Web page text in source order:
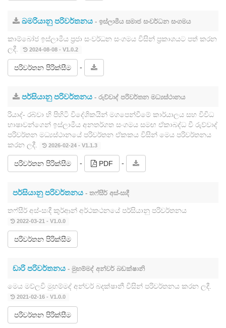
ඛමරියානු පරිවර්තනය - ඉස්ලාමීය සමාජ සංවර්ධන සංගමය
කාම්බෝජ ඉස්ලාමීය ප්‍රජා සංවර්ධන සංගමය විසින් ප්‍රකාශයට පත් කරන
ලදී.
2024-08-08 - V1.0.2
පරිවර්තන පිරික්සීම -
පර්සියානු පරිවර්තනය - රුව්වාද් පරිවර්තන මධ්‍යස්ථානය
රියාද්- රබ්වා හි පිහිටි විදේශිකයින් මගපෙන්වීමේ කාර්යාලය සහ විවිධ
භාෂාවන්ගෙන් ඉස්ලාමීය අනතර්ගත සංගමය සමඟ ඒකාබද්ධ වී රුව්වාද්
පරිවර්තන මධ්‍යස්ථානයේ පරිවර්තන ඒකකය විසින් මෙය පරිවර්තනය
කරන ලදී.
2026-02-24 - V1.1.3
පරිවර්තන පිරික්සීම - PDF -
පර්සියානු පරිවර්තනය - තෆ්සීර් අස්-සඃදී
තෆ්සීර් අස්-සඃදී කුර්ආන් අර්ථකථනයේ පර්සියානු පරිවර්තනය
2022-03-21 - V1.0.0
පරිවර්තන පිරික්සීම
ඩාරි පරිවර්තනය - මුහම්මද් අන්වර් බඩක්ෂානි
මෙය මව්ලවි මුහම්මද් අන්වර් බදක්ෂානී විසින් පරිවර්තනය කරන ලදී.
2021-02-16 - V1.0.0
පරිවර්තන පිරික්සීම